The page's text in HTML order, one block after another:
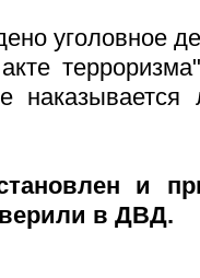
уголовное
и
в ДВД.